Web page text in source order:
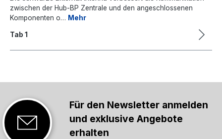
zwischen der Hub-BP Zentrale und den angeschlossenen
Komponenten o… Mehr
Tab 1
Für den Newsletter anmelden
und exklusive Angebote
erhalten